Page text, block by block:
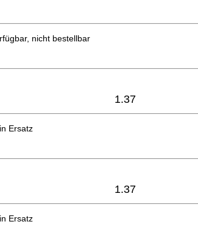
nicht bestellbar
1.37
Ersatz
1.37
Ersatz